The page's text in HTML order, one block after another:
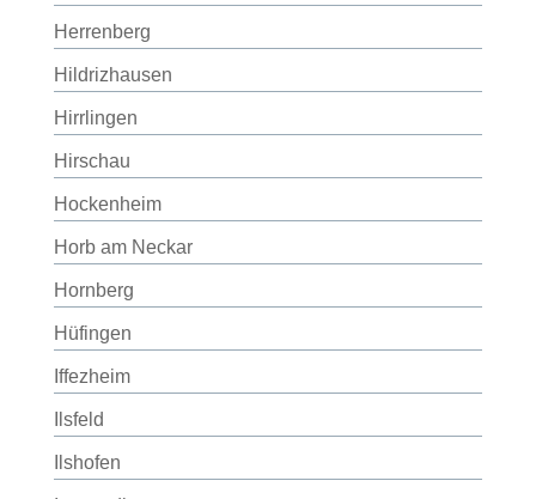
Herrenberg
Hildrizhausen
Hirrlingen
Hirschau
Hockenheim
Horb am Neckar
Hornberg
Hüfingen
Iffezheim
Ilsfeld
Ilshofen